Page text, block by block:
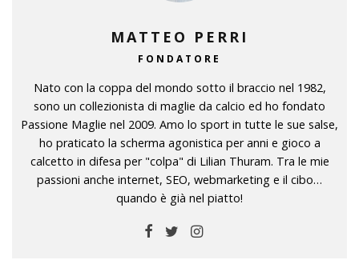
MATTEO PERRI
FONDATORE
Nato con la coppa del mondo sotto il braccio nel 1982,
sono un collezionista di maglie da calcio ed ho fondato
Passione Maglie nel 2009. Amo lo sport in tutte le sue salse,
ho praticato la scherma agonistica per anni e gioco a
calcetto in difesa per "colpa" di Lilian Thuram. Tra le mie
passioni anche internet, SEO, webmarketing e il cibo…
quando è già nel piatto!